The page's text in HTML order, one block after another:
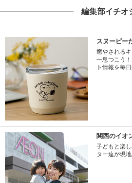
編集部イチオ
スヌーピー
癒やされる
一息つこう
ト情報を毎
関西のイオ
子どもと楽
ター達が現